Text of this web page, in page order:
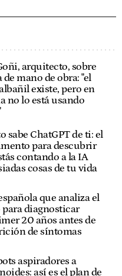
arquitecto, sobre
de mano de obra: "el
existe, pero en
no lo está usando
sabe ChatGPT de ti: el
para descubrir
contando a la IA
cosas de tu vida
que analiza el
para diagnosticar
20 años antes de
de síntomas
aspiradores a
así es el plan de